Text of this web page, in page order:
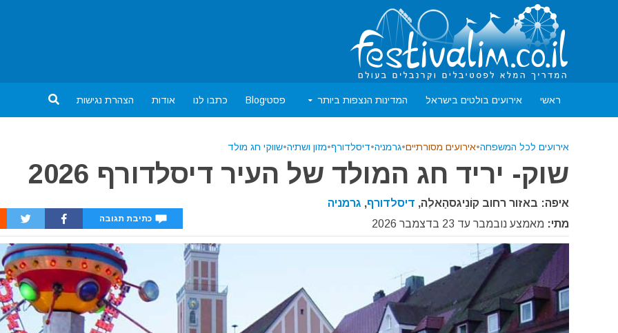
ראשי אירועים בולטים בישראל המדינות הנצפות ביותר פסטיBlog כתבו לנו אודות הצהרת נגישות
אירועים לכל המשפחה•אירועים מסורתיים•גרמניה•דיסלדורף•מזון ושתיה•שווקי חג מולד
שוק- יריד חג המולד של העיר דיסלדורף 2026
איפה: באזור רחוב קוֹנִיגסהָאלֶה, דיסלדורף, גרמניה
מתי: מאמצע נובמבר עד 23 בדצמבר 2026 כתיבת תגובה